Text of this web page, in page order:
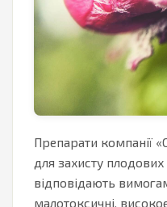
Препарати компанії
для захисту
відповідають
малотоксичні,